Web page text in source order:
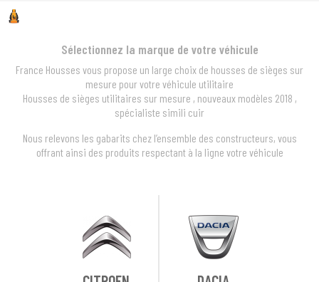
Sélectionnez la marque de votre véhicule
France Housses vous propose un large choix de housses de sièges sur
mesure pour votre véhicule utilitaire
Housses de sièges utilitaires sur mesure , nouveaux modèles 2018 ,
spécialiste simili cuir
Nous relevons les gabarits chez l’ensemble des constructeurs, vous
offrant ainsi des produits respectant à la ligne votre véhicule